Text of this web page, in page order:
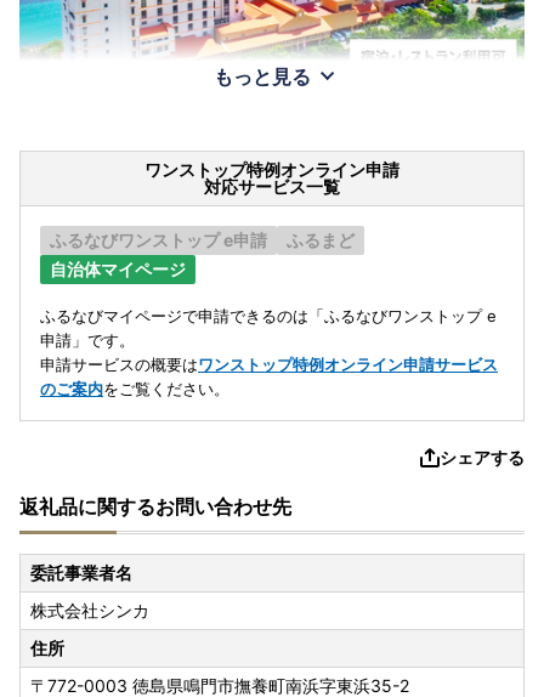
もっと見る
ワンストップ特例オンライン申請
対応サービス一覧
ふるなびワンストップ e申請
ふるまど
自治体マイページ
ふるなびマイページで申請できるのは「ふるなびワンストップ e
申請」です。
申請サービスの概要はワンストップ特例オンライン申請サービス
のご案内をご覧ください。
シェアする
返礼品に関するお問い合わせ先
委託事業者名
株式会社シンカ
住所
〒772-0003 徳島県鳴門市撫養町南浜字東浜35-2